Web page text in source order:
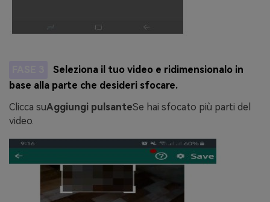
Seleziona il tuo video e ridimensionalo in
base alla parte che desideri sfocare.
Clicca suAggiungi pulsanteSe hai sfocato più parti del
video.